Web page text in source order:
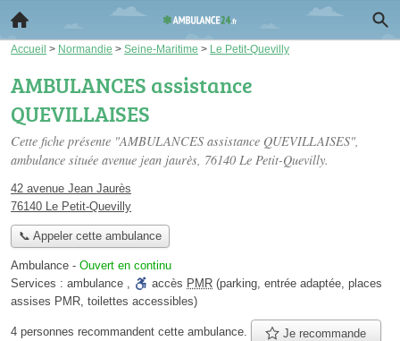
Accueil > Normandie > Seine-Maritime > Le Petit-Quevilly
AMBULANCES assistance
QUEVILLAISES
Cette fiche présente "AMBULANCES assistance QUEVILLAISES",
ambulance située avenue jean jaurès, 76140 Le Petit-Quevilly.
42 avenue Jean Jaurès
76140 Le Petit-Quevilly
📞 Appeler cette ambulance
Ambulance - Ouvert en continu
Services : ambulance , accès PMR (parking, entrée adaptée, places
assises PMR, toilettes accessibles)
4 personnes recommandent cette ambulance. Je recommande